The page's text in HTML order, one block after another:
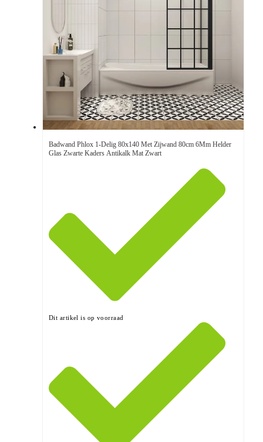
Badwand Phlox 1-Delig 80x140 Met Zijwand 80cm 6Mm Helder
Glas Zwarte Kaders Antikalk Mat Zwart
Dit artikel is op voorraad